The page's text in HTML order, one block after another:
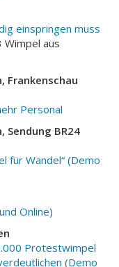
einspringen muss
Wimpel aus
Frankenschau
Personal
Sendung BR24
für Wandel“ (Demo
Online)
Protestwimpel
(Demo